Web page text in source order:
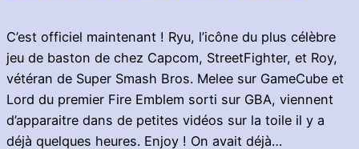
C’est officiel maintenant ! Ryu, l’icône du plus célèbre
jeu de baston de chez Capcom, StreetFighter, et Roy,
vétéran de Super Smash Bros. Melee sur GameCube et
Lord du premier Fire Emblem sorti sur GBA, viennent
d’apparaitre dans de petites vidéos sur la toile il y a
déjà quelques heures. Enjoy ! On avait déjà…